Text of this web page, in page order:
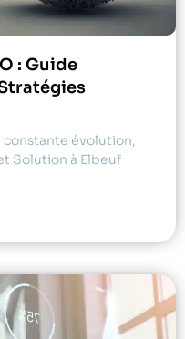
: Guide
constante évolution,
Solution à Elbeuf